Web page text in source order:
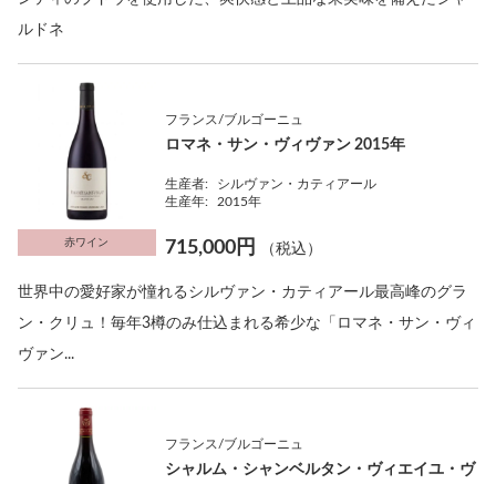
ルドネ
赤ワイン
フランス/ブルゴーニュ
ロマネ・サン・ヴィヴァン 2015年
生産者:
シルヴァン・カティアール
生産年:
2015年
715,000円 （税込）
世界中の愛好家が憧れるシルヴァン・カティアール最高峰のグラ
ン・クリュ！毎年3樽のみ仕込まれる希少な「ロマネ・サン・ヴィ
ヴァン...
フランス/ブルゴーニュ
シャルム・シャンベルタン・ヴィエイユ・ヴ